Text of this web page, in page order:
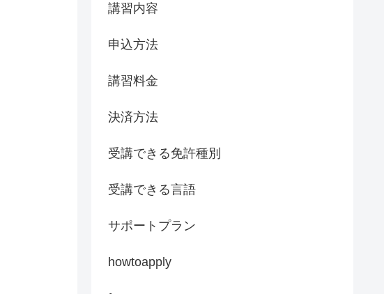
講習内容
申込方法
講習料金
決済方法
受講できる免許種別
受講できる言語
サポートプラン
howtoapply